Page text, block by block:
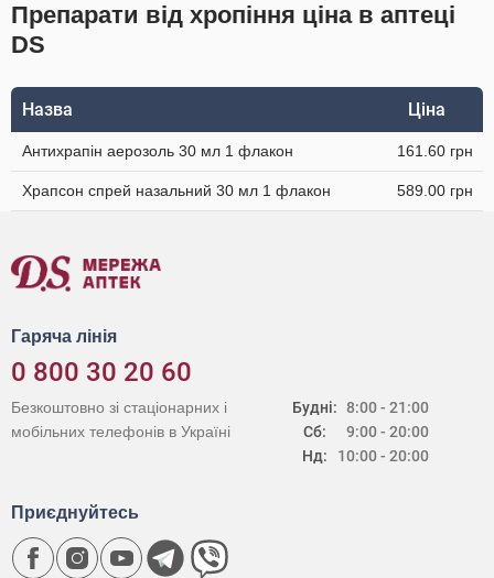
Препарати від хропіння ціна в аптеці
DS
Назва Ціна
Антихрапін аерозоль 30 мл 1 флакон 161.60 грн
Храпсон спрей назальний 30 мл 1 флакон 589.00 грн
Гаряча лінія
0 800 30 20 60
Будні:
Сб:
Нд:
8:00 - 21:00
9:00 - 20:00
10:00 - 20:00
Безкоштовно зі стаціонарних і
мобільних телефонів в Україні
Приєднуйтесь